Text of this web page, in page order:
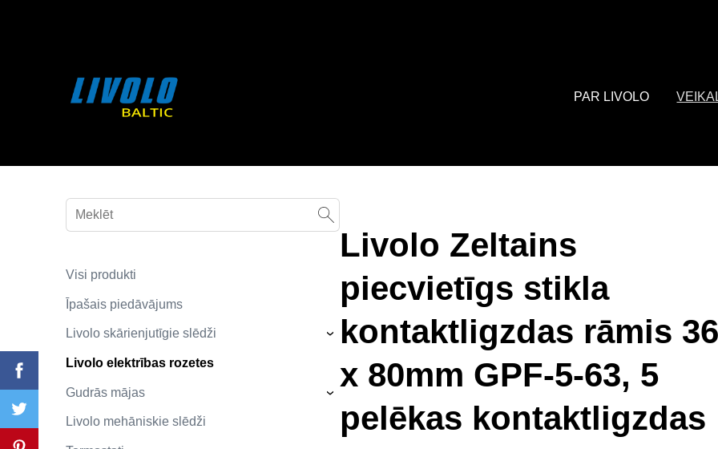
PAR LIVOLO
Visi produkti
Īpašais piedāvājums
Livolo skārienjutīgie slēdži ›
Livolo elektrības rozetes
Gudrās mājas ›
Livolo mehāniskie slēdži
Livolo Zeltains
piecvietīgs stikla
kontaktligzdas rāmis
x 80mm GPF-5-63, 5
pelēkas kontaktligzdas